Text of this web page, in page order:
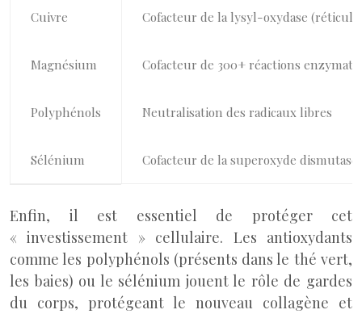
Cuivre Cofacteur de la lysyl-oxydase
Magnésium Cofacteur de 300+ réactions
Polyphénols Neutralisation des radicaux libres
Sélénium Cofacteur de la superoxyde
Enfin, il est essentiel de protéger cet
« investissement » cellulaire. Les antioxydants
comme les polyphénols (présents dans le thé vert,
les baies) ou le sélénium jouent le rôle de gardes
du corps, protégeant le nouveau collagène et